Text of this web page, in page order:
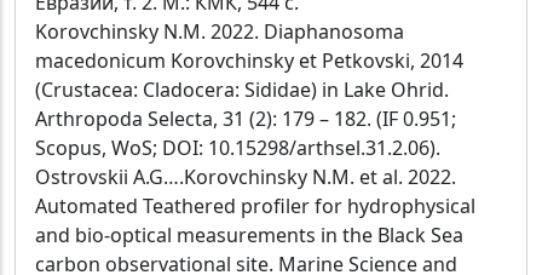
Korovchinsky N.M. 2022. Diaphanosoma
macedonicum Korovchinsky et Petkovski, 2014
(Crustacea: Cladocera: Sididae) in Lake Ohrid.
Arthropoda Selecta, 31 (2): 179 – 182. (IF 0.951;
Scopus, WoS; DOI: 10.15298/arthsel.31.2.06).
Ostrovskii A.G….Korovchinsky N.M. et al. 2022.
Automated Teathered profiler for hydrophysical
and bio-optical measurements in the Black Sea
carbon observational site. Marine Science and